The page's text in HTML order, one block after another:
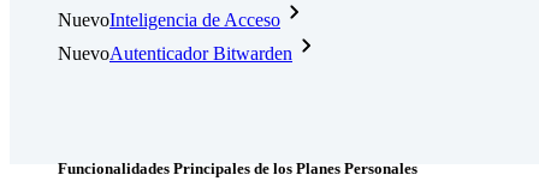
NuevoInteligencia de Acceso
NuevoAutenticador Bitwarden
Funcionalidades Principales de los Planes Personales